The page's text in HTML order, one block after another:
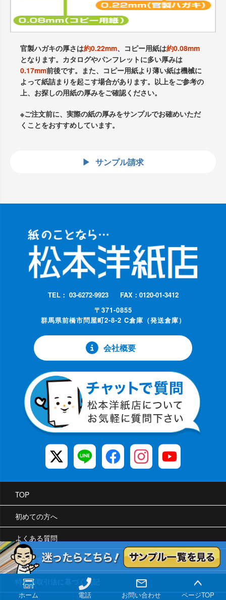
官製ハガキの厚さは約0.22mm、コピー用紙は約0.08mm
となります。カタログやパンフレットに多い厚みは
0.17mm前後です。また、コピー用紙より薄い紙は機械に
よって紙詰まりを起こす場合があります。以上をご参考の
上、お探しの用紙の厚みをご確認ください。
※ご注文前に、実際の紙の厚みをサンプルでお確めいただ
くことをおすすめしています。
サンプル請求
TEL： 03-6272-9923
FAX：0120-01-3412
〒371-0855
群馬県前橋市問屋町2-8-2 C倉庫（発送倉庫）
会社概要
TOP
初めての方へ
よくある質問
大口注文
特定商取引法に基づく表記
ホーム 電話 お問い合わせ ページTOP